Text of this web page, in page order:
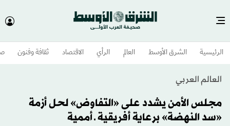
الرئيسية الشرق الأوسط​ العالم الرأي الاقتصاد ثقافة وفنون
العالم العربي
مجلس الأمن يشدد على «التفاوض» لحل أزمة
«سد النهضة» برعاية أفريقية ـ أممية